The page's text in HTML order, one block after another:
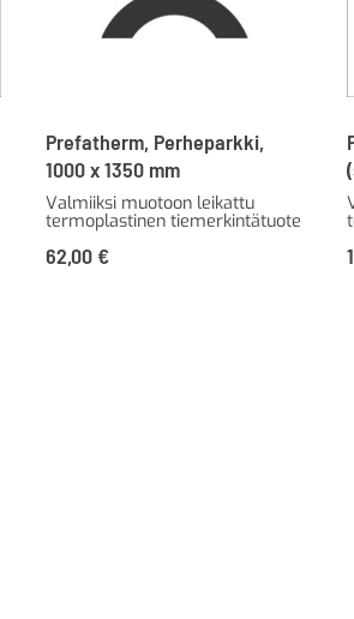
Prefatherm, Perheparkki,
1000 x 1350 mm
Valmiiksi muotoon leikattu
termoplastinen tiemerkintätuote
62,00 €